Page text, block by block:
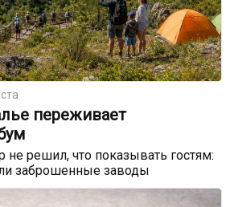
переживает
не решил, что показывать гостям:
заброшенные заводы